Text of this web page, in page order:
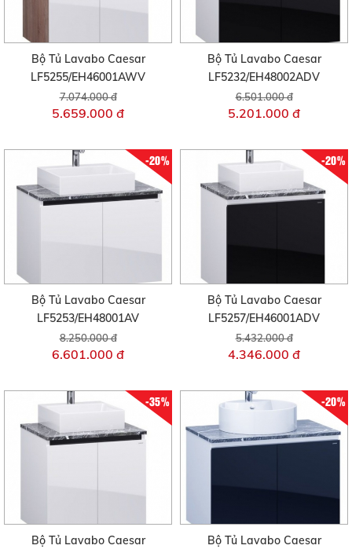
Bộ Tủ Lavabo Caesar
LF5255/EH46001AWV
7.074.000 đ
5.659.000 đ
Bộ Tủ Lavabo Caesar
LF5232/EH48002ADV
6.501.000 đ
5.201.000 đ
-20%
Bộ Tủ Lavabo Caesar
LF5253/EH48001AV
8.250.000 đ
6.601.000 đ
-20%
Bộ Tủ Lavabo Caesar
LF5257/EH46001ADV
5.432.000 đ
4.346.000 đ
-35%
Bộ Tủ Lavabo Caesar
-20%
Bộ Tủ Lavabo Caesar